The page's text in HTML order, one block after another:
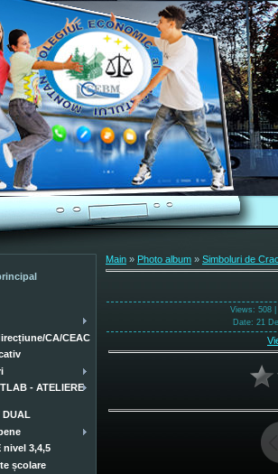
CA/CEAC
- ATELIERE
DUAL
nivel 3,4,5
școlare
Main » Photo album » Simboluri de
Views: 508 |
Date: 21